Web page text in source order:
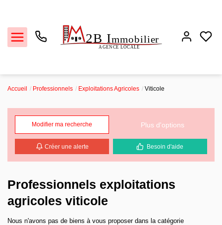
Locations
Estimation
Biens vendus
L'agence
Accueil Professionnels Exploitations Agricoles Viticole
Modifier ma recherche Plus d'options
Créer une alerte Besoin d'aide
Professionnels exploitations
agricoles viticole
Nous n'avons pas de biens à vous proposer dans la catégorie